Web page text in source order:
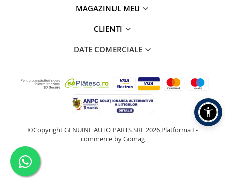
MAGAZINUL MEU
CLIENTI
DATE COMERCIALE
©Copyright GENUINE AUTO PARTS SRL 2026 Platforma E-
commerce by Gomag